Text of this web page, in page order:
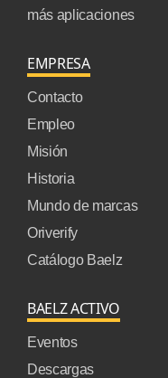
más aplicaciones
EMPRESA
Contacto
Empleo
Misión
Historia
Mundo de marcas
Oriverify
Catálogo Baelz
BAELZ ACTIVO
Eventos
Descargas